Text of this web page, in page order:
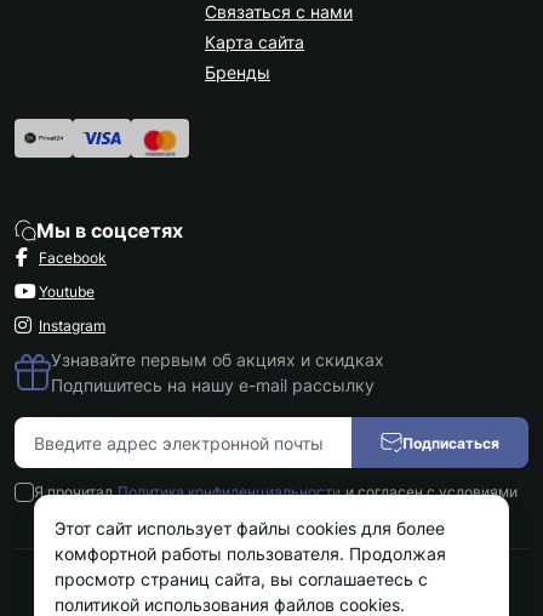
Связаться с нами
Карта сайта
Бренды
Мы в соцсетях
Facebook
Youtube
Instagram
Узнавайте первым об акциях и скидках
Подпишитесь на нашу e-mail рассылку
Подписаться
Я прочитал Политика конфиденциальности и согласен с условиями
Kokos.com.ua © 2026
Этот сайт использует файлы cookies для более
комфортной работы пользователя. Продолжая
просмотр страниц сайта, вы соглашаетесь с
политикой использования файлов cookies.